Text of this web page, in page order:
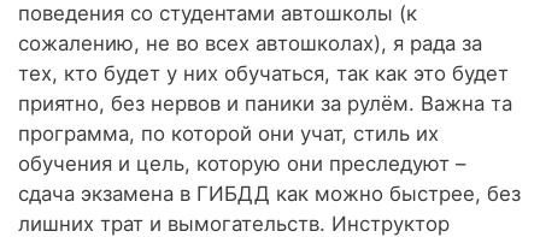
поведения со студентами автошколы (к
сожалению, не во всех автошколах), я рада за
тех, кто будет у них обучаться, так как это будет
приятно, без нервов и паники за рулём. Важна та
программа, по которой они учат, стиль их
обучения и цель, которую они преследуют –
сдача экзамена в ГИБДД как можно быстрее, без
лишних трат и вымогательств. Инструктор